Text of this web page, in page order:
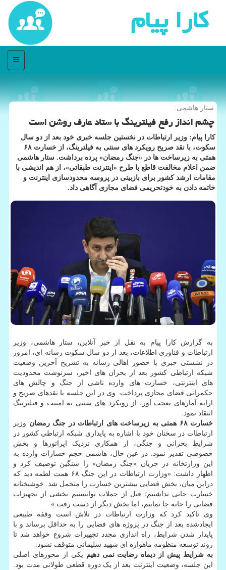
كارا پیام
منو
ستار هاشمی:
چشم انداز رفع فیلترینگ با ستاد عارف روشن است
کارا پیام: وزیر ارتباطات در نخستین جلسه خبری خود بعد از دو سال
سکوت، با نقد صریح رویکرد های سنتی به فیلترینگ، از خسارت ۶۸
همتی به زیرساخت ها در «جنگ رمضان» پرده برداشت. ستار هاشمی
ضمن اعلام مخالفت قاطع با طرح «اینترنت طبقاتی»، از هم اندیشی با
مقامات ارشد کشور برای بازبینی در پروسه محدودسازی اینترنت و
خاتمه دادن به خودتحریمی فضای مجازی آگاهی داد.
به گزارش کارا پیام به نقل از خبر آنلاین، ستار هاشمی، وزیر
ارتباطات و فناوری اطلاعات، بعد از دو سال سکوت رسانه ای، امروز
در نشستی خبری با حضور اهالی رسانه به تشریح آخرین وضعیت
شبکه ارتباطی کشور بعد از بحران های اخیر، سرنوشت محدودیت
های اینترنتی، خسارت های وارده ناشی از جنگ و چالش های
حکمرانی فضای مجازی پرداخت. وی در این جلسه با نقدهای صریح و
ارایه آمارهای تعجب آور، از رویکرد های سنتی به امنیت و فیلترینگ
انتقاد نمود.
خسارت ۶۸ همتی به زیرساخت های ارتباطات در جنگ رمضان
وزیر
ارتباطات در سخنان خود با اشاره به پایداری شبکه ارتباطی کشور در
شرایط بحرانی و جنگی، از همکاری نزدیک اپراتورها و بخش
خصوصی تقدیر نمود. در عین حال، هاشمی حجم خسارات وارده به
این وزارتخانه در جریان «جنگ رمضان» را سنگین توصیف کرد و
اظهار داشت: «وزارت ارتباطات در این جنگ ۶۸ همت لطمه دید که
دراین میان، بخش فضایی بیشترین خسارت را متحمل شد. خوشبختانه
خسارت جانی نداشتیم؛ قبل از حملات توانستیم بخشی از تجهیزات
فضایی را جابه جا نماییم، اما بخش دیگر از دست رفت.»
وی تاکید کرد که وزارت ارتباطات در تلاش است وقفه طبیعی
ایجادشده بعد از جنگ در پروژه های فضایی را به حداقل برساند و با
پایدار شدن شرایط، راه اندازی مجدد تجهیزات شروع خواهد شد تا
روند توسعه منظومه ماهواره ای شهید سلیمانی متوقف نشود.
به شرایط پیش از دیماه رضایت نمی دهیم یکی از محورهای اصلی
این جلسه، وضعیت اینترنت بعد از یک دوره قطعی طولانی مدت بود.